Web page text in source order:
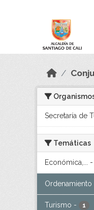
Secretaría de
Temáticas
Económica,... -
Ordenamiento
Turismo - 1